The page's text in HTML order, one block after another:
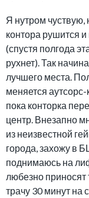
Я нутром чуствую,
контора рушится
(спустя полгода
рухнет). Так
лучшего места.
меняется
пока конторка
центр. Внезапно
из неизвестной
города, захожу в
поднимаюсь на
любезно приносят
трачу 30 минут на